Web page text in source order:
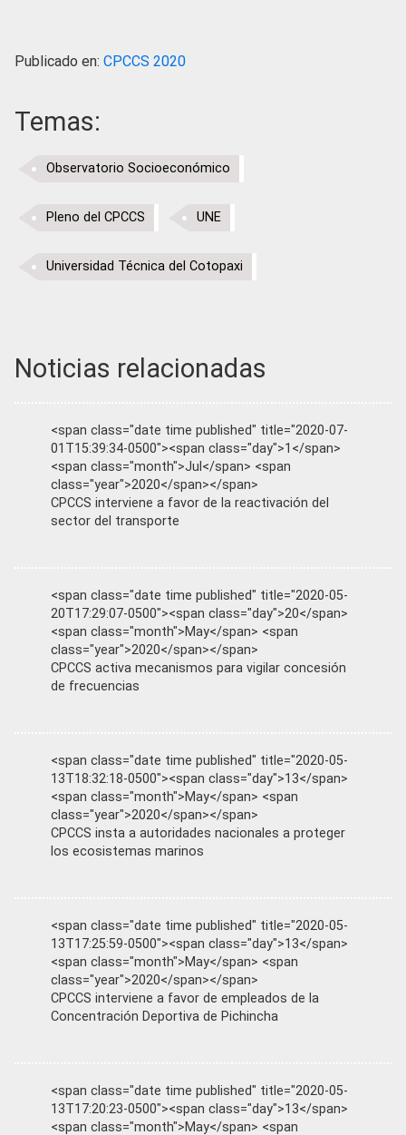
Publicado en: CPCCS 2020
Temas:
Observatorio Socioeconómico
Pleno del CPCCS UNE
Universidad Técnica del Cotopaxi
Noticias relacionadas
<span class="date time published" title="2020-07-
01T15:39:34-0500"><span class="day">1</span>
<span class="month">Jul</span> <span
class="year">2020</span></span>
CPCCS interviene a favor de la reactivación del
sector del transporte
<span class="date time published" title="2020-05-
20T17:29:07-0500"><span class="day">20</span>
<span class="month">May</span> <span
class="year">2020</span></span>
CPCCS activa mecanismos para vigilar concesión
de frecuencias
<span class="date time published" title="2020-05-
13T18:32:18-0500"><span class="day">13</span>
<span class="month">May</span> <span
class="year">2020</span></span>
CPCCS insta a autoridades nacionales a proteger
los ecosistemas marinos
<span class="date time published" title="2020-05-
13T17:25:59-0500"><span class="day">13</span>
<span class="month">May</span> <span
class="year">2020</span></span>
CPCCS interviene a favor de empleados de la
Concentración Deportiva de Pichincha
<span class="date time published" title="2020-05-
13T17:20:23-0500"><span class="day">13</span>
<span class="month">May</span> <span